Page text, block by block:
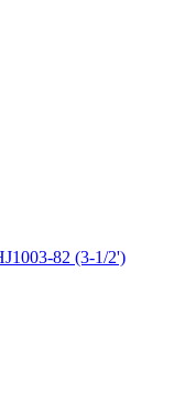
82 (3-1/2')